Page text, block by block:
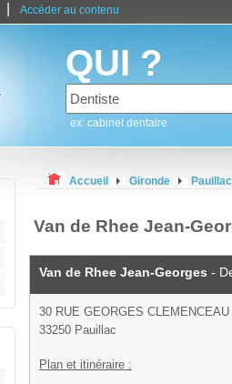
Accéder au contenu
QUI ?
ex: cabinet dentaire
Accueil Gironde Pauillac
Van de Rhee Jean-
Van de Rhee Jean-Georges -
30 RUE GEORGES CLEMENCEAU
33250 Pauillac
Plan et itinéraire :